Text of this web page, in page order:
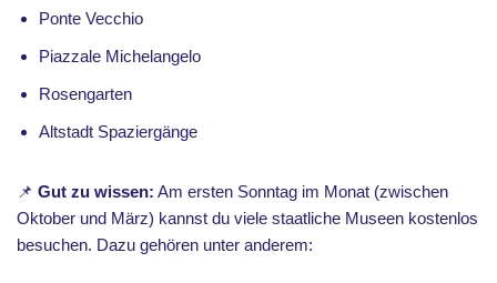
Ponte Vecchio
Piazzale Michelangelo
Rosengarten
Altstadt Spaziergänge
📌 Gut zu wissen: Am ersten Sonntag im Monat (zwischen
Oktober und März) kannst du viele staatliche Museen kostenlos
besuchen. Dazu gehören unter anderem: